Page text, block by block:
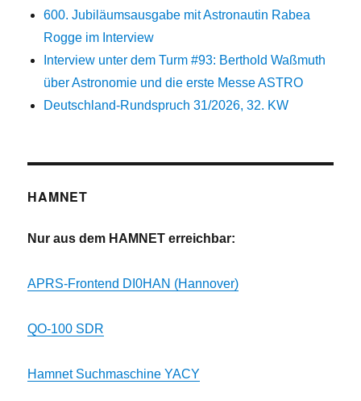
600. Jubiläumsausgabe mit Astronautin Rabea
Rogge im Interview
Interview unter dem Turm #93: Berthold Waßmuth
über Astronomie und die erste Messe ASTRO
Deutschland-Rundspruch 31/2026, 32. KW
HAMNET
Nur aus dem HAMNET erreichbar:
APRS-Frontend DI0HAN (Hannover)
QO-100 SDR
Hamnet Suchmaschine YACY